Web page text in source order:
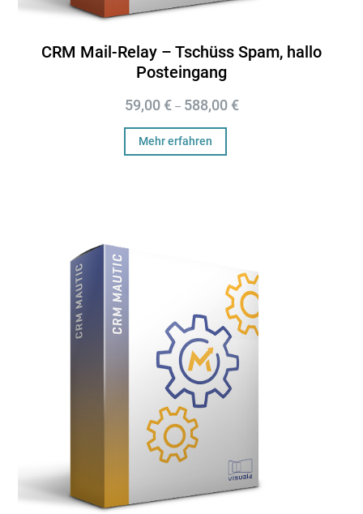
CRM Mail-Relay – Tschüss Spam, hallo
Posteingang
59,00 €– 588,00 €
Mehr erfahren